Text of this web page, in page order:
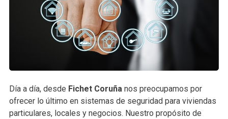
Día a día, desde Fichet Coruñanos preocupamos por
ofrecer lo último en sistemas de seguridad para viviendas
particulares, locales y negocios. Nuestro propósito de